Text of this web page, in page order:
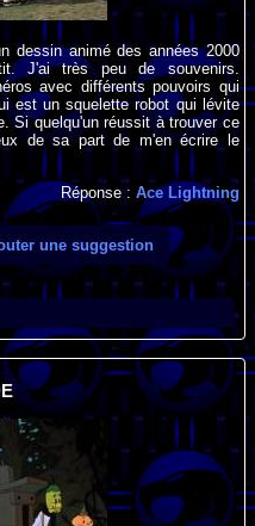
dessin animé des années 2000
J'ai très peu de souvenirs.
avec différents pouvoirs qui
est un squelette robot qui lévite
Si quelqu'un réussit à trouver ce
de sa part de m'en écrire le
Réponse : Ace Lightning
une suggestion